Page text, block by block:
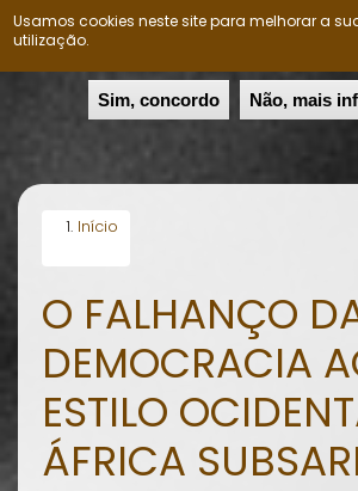
Usamos cookies neste site para melhorar a
utilização.
Sim, concordo Não, mais
principal
Nação Ovimbundu
Início
O FALHANÇO
DEMOCRACIA
ESTILO
ÁFRICA